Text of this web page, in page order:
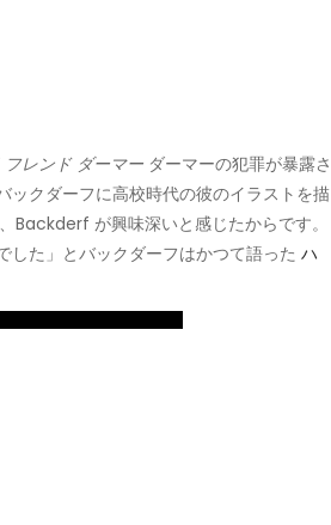
フレンド ダーマー ダーマーの犯罪が暴露さ
ックダーフに高校時代の彼のイラストを描
Backderf が興味深いと感じたからです。
した」とバックダーフはかつて語った ハ